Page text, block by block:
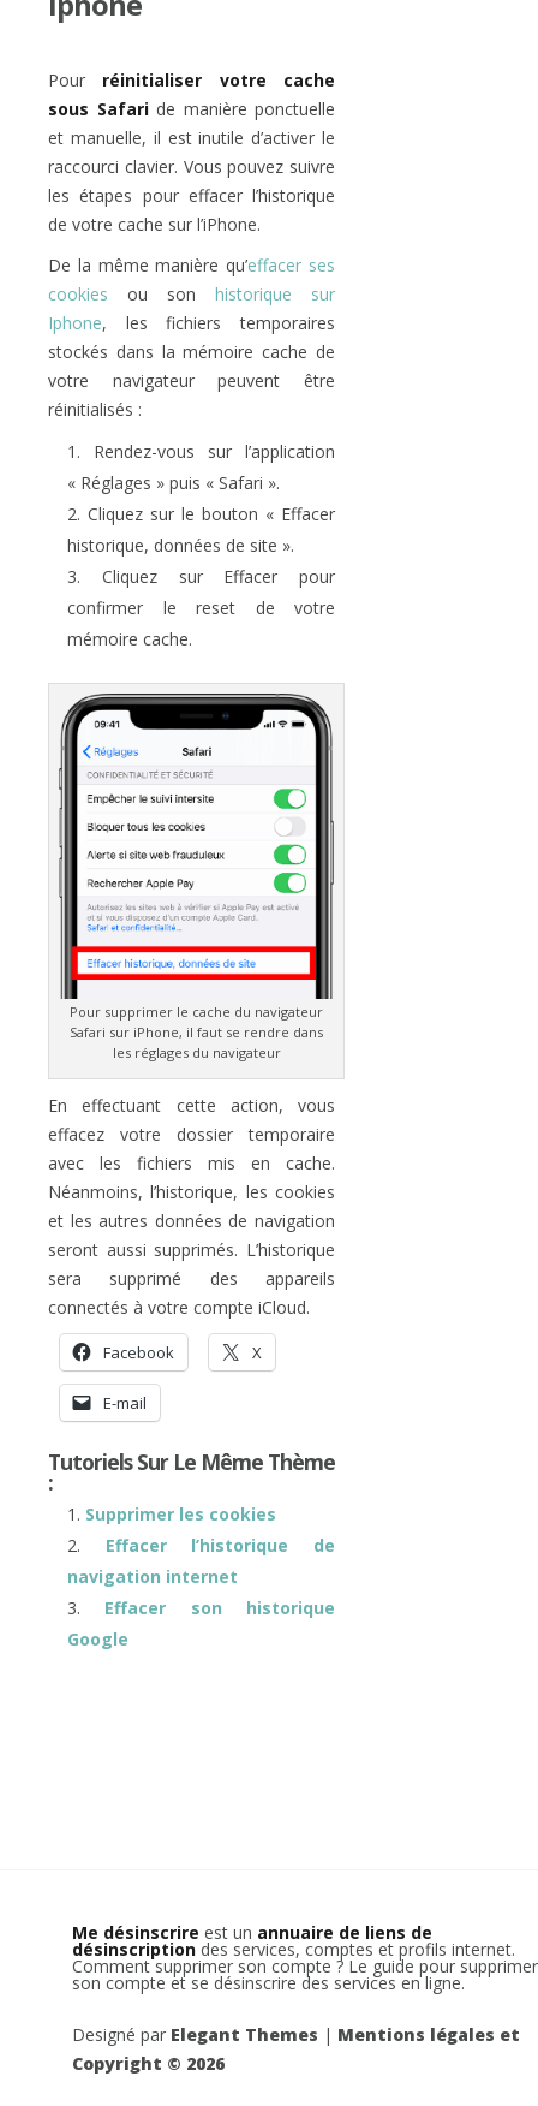
Pour réinitialiser votre cache
sous Safaride manière ponctuelle
et manuelle, il est inutile d’activer le
raccourci clavier. Vous pouvez suivre
les étapes pour effacer l’historique
de votre cache sur l’iPhone.
De la même manière qu’effacer ses
cookies ou son historique sur
Iphone, les fichiers temporaires
stockés dans la mémoire cache de
votre navigateur peuvent être
réinitialisés :
Rendez-vous sur l’application
« Réglages » puis « Safari ».
Cliquez sur le bouton « Effacer
historique, données de site ».
Cliquez sur Effacer pour
confirmer le reset de votre
mémoire cache.
Pour supprimer le cache du navigateur
Safari sur iPhone, il faut se rendre dans
les réglages du navigateur
En effectuant cette action, vous
effacez votre dossier temporaire
avec les fichiers mis en cache.
Néanmoins, l’historique, les cookies
et les autres données de navigation
seront aussi supprimés. L’historique
sera supprimé des appareils
connectés à votre compte iCloud.
Facebook X
E-mail
Tutoriels Sur Le Même Thème
:
Supprimer les cookies
Effacer l’historique de
navigation internet
Effacer son historique
Google
Me désinscrire est un annuaire de liens de
désinscription des services, comptes et profils internet.
Comment supprimer son compte ? Le guide pour supprimer
son compte et se désinscrire des services en ligne.
Designé par Elegant Themes | Mentions légales et
Copyright © 2026